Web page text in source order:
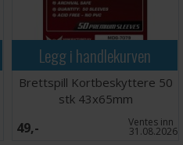
Legg i handlekurven
Brettspill Kortbeskyttere 50
stk 43x65mm
49,- Ventes inn
31.08.2026